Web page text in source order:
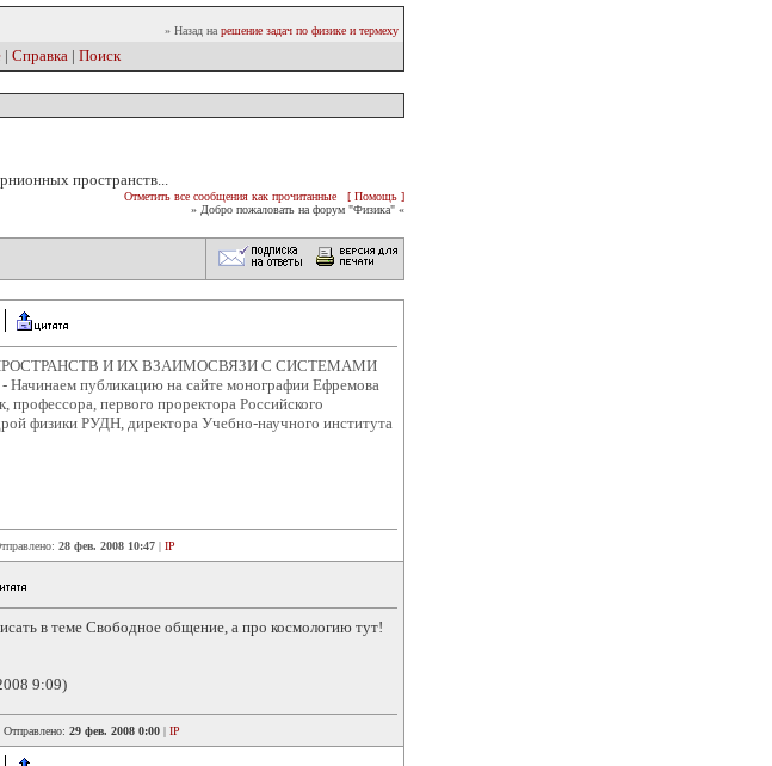
» Назад на решение задач по физике и термеху
| Справка | Поиск
пространств...
Отметить все сообщения как прочитанные
[ Помощь ]
» Добро пожаловать на форум "Физика" «
И ИХ ВЗАИМОСВЯЗИ С СИСТЕМАМИ
публикацию на сайте монографии Ефремова
профессора, первого проректора Российского
физики РУДН, директора Учебно-научного института
28 фев. 2008 10:47 | IP
в теме Свободное общение, а про космологию тут!
9:09)
Отправлено: 29 фев. 2008 0:00 | IP